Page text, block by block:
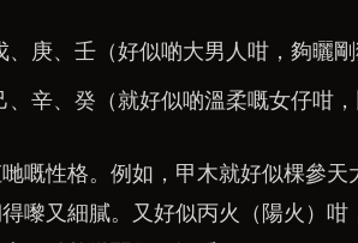
庚、壬（好似啲大男人咁，夠曬剛
辛、癸（就好似啲溫柔嘅女仔咁，
嘅性格。例如，甲木就好似棵參
嚟又細膩。又好似丙火（陽火）